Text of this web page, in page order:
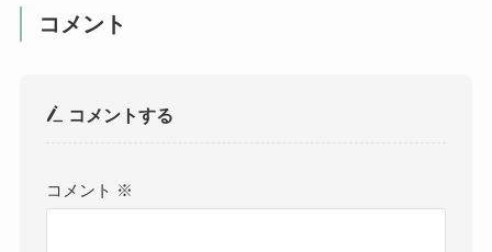
コメント
コメントする
コメント ※